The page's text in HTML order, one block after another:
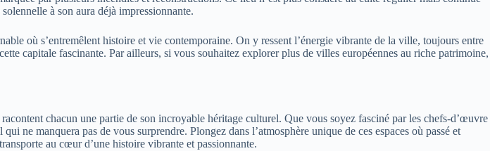
à son aura déjà impressionnante.
où s’entremêlent histoire et vie contemporaine. On y ressent l’énergie vibrante de la ville, toujours entre
capitale fascinante. Par ailleurs, si vous souhaitez explorer plus de villes européennes au riche patrimoine,
chacun une partie de son incroyable héritage culturel. Que vous soyez fasciné par les chefs-d’œuvre
ne manquera pas de vous surprendre. Plongez dans l’atmosphère unique de ces espaces où passé et
au cœur d’une histoire vibrante et passionnante.